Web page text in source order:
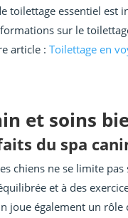
toilettage essentiel est
sur le
article : Toilettage en
et soins
du spa
chiens ne se limite
et à des
joue également un rôle